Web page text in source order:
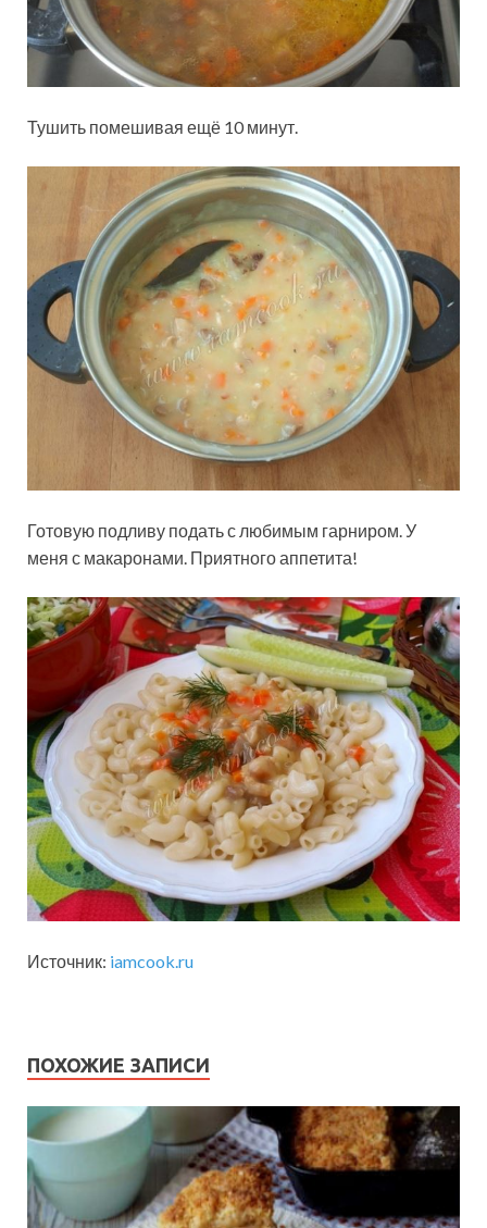
Тушить помешивая ещё 10 минут.
Готовую подливу подать с любимым гарниром. У
меня с макаронами. Приятного аппетита!
Источник: iamcook.ru
ПОХОЖИЕ ЗАПИСИ